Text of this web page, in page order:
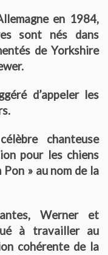
en 1984,
sont nés dans
de Yorkshire
d’appeler les
chanteuse
pour les chiens
» au nom de la
Werner et
à travailler au
cohérente de la